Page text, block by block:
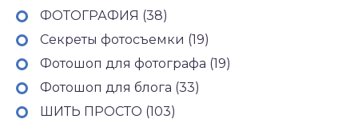
ФОТОГРАФИЯ (38)
Секреты фотосъемки (19)
Фотошоп для фотографа (19)
Фотошоп для блога (33)
ШИТЬ ПРОСТО (103)